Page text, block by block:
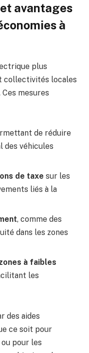
avantages
à
plus
collectivités locales
mesures
de réduire
véhicules
de taxe sur les
liés à la
, comme des
dans les zones
à faibles
les
des aides
ce soit pour
pour les